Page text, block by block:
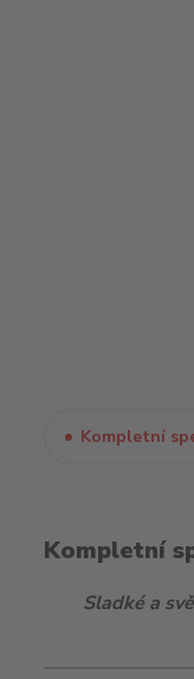
Kompletní
Kompletní
Sladké a